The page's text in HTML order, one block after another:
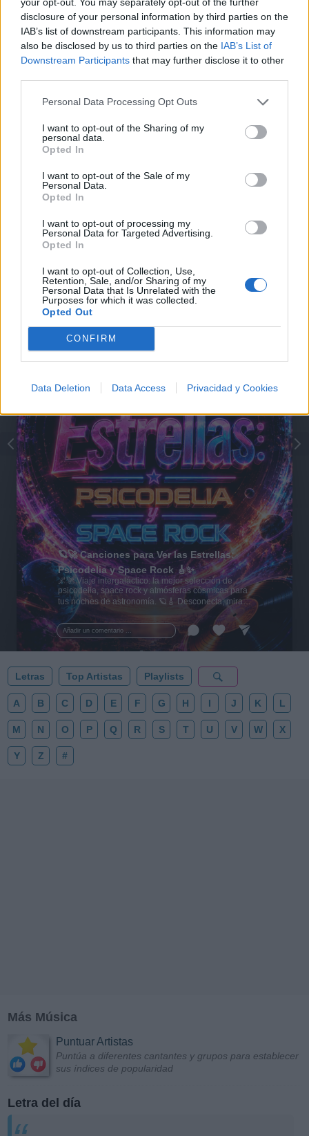
disclosure of your personal information by third parties on the
IAB’s list of downstream participants. This information may
also be disclosed by us to third parties on the IAB’s List of
Downstream Participants that may further disclose it to other
Personal Data Processing Opt Outs
I want to opt-out of the Sharing of my
personal data.
Opted In
I want to opt-out of the Sale of my
Personal Data.
Opted In
I want to opt-out of processing my
Personal Data for Targeted Advertising.
Opted In
I want to opt-out of Collection, Use,
Retention, Sale, and/or Sharing of my
Personal Data that Is Unrelated with the
Purposes for which it was collected.
Opted Out
CONFIRM
Data Deletion Data Access Privacidad y Cookies
Comentar Letra
Comenta o pregunta lo que desees sobre Lisa
Gerrard o 'The Black Opal'
Comentar
@musicapuntocom
Añadir un comentario ...
🪐🚀 Canciones para Ver las Estrellas:
Psicodelia y Space Rock 🎸✨
🌌🚀 Viaje intergaláctico: la mejor selección de
psicodelia, space rock y atmósferas cósmicas para
tus noches de astronomía. 🪐🎸 Desconecta, mira
al firmamento y siente la gravedad cero. 💾 ¡Guarda
esta colección para tu próxima noche estrellada!
✨⭐
Letras Top Artistas Playlists
A B C D E F G H I J K L
M N O P Q R S T U V W X
Y Z #
Más Música
Puntuar Artistas
Puntúa a diferentes cantantes y grupos para establecer
sus índices de popularidad
Letra del día